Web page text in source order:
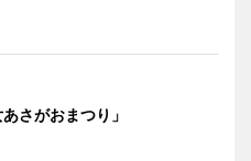
さがおまつり」